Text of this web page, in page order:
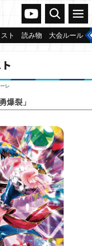
ヴァンガードch
検索 メニュー
ト 読み物 大会ルール
レ
爆裂」